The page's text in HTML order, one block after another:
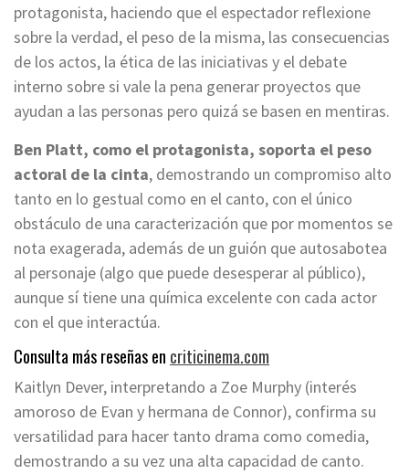
protagonista, haciendo que el espectador reflexione
sobre la verdad, el peso de la misma, las consecuencias
de los actos, la ética de las iniciativas y el debate
interno sobre si vale la pena generar proyectos que
ayudan a las personas pero quizá se basen en mentiras.
Ben Platt, como el protagonista, soporta el peso
actoral de la cinta, demostrando un compromiso alto
tanto en lo gestual como en el canto, con el único
obstáculo de una caracterización que por momentos se
nota exagerada, además de un guión que autosabotea
al personaje (algo que puede desesperar al público),
aunque sí tiene una química excelente con cada actor
con el que interactúa.
Consulta más reseñas en criticinema.com
Kaitlyn Dever, interpretando a Zoe Murphy (interés
amoroso de Evan y hermana de Connor), confirma su
versatilidad para hacer tanto drama como comedia,
demostrando a su vez una alta capacidad de canto.